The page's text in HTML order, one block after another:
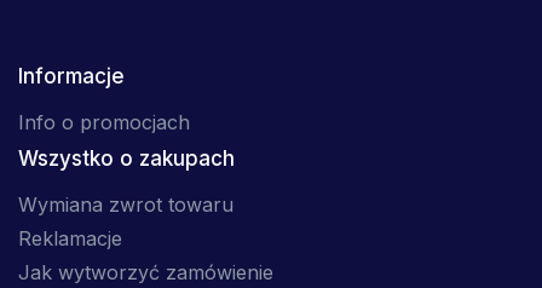
Informacje
Info o promocjach
Wszystko o zakupach
Wymiana zwrot towaru
Reklamacje
Jak wytworzyć zamówienie